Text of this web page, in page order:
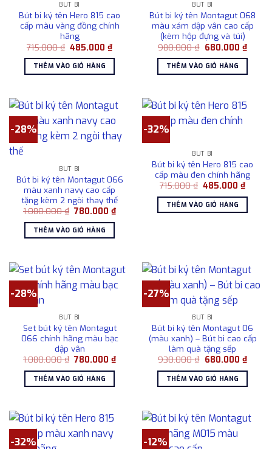
BÚT BI
Bút bi ký tên Hero 815 cao
cấp màu vàng đồng chính
hãng
715.000₫ Giá
là:
715.000 ₫.
485.000₫Giá
hiện
tại
485.000 ₫.
THÊM VÀO GIỎ HÀNG
BÚT BI
Bút bi ký tên Montagut 068
màu xám dập vân cao cấp
(kèm hộp đựng và túi)
980.000₫ Giá
là:
980.000 ₫.
680.000 ₫Giá
hiện
tại
THÊM VÀO GIỎ HÀNG
-28%
BÚT BI
Bút bi ký tên Montagut 066
màu xanh navy cao cấp
tặng kèm 2 ngòi thay thế
1.080.000₫ Giá
là:
1.080.000 ₫.
780.000₫Giá
hiện
THÊM VÀO GIỎ HÀNG
-32%
BÚT BI
Bút bi ký tên Hero 815 cao
cấp màu đen chính hãng
715.000₫ Giá
là:
715.000 ₫.
485.000₫Giá
hiện
tại
THÊM VÀO GIỎ HÀNG
-28%
BÚT BI
Set bút ký tên Montagut
066 chính hãng màu bạc
dập vân
1.080.000₫ Giá
là:
1.080.000 ₫.
780.000₫Giá
hiện
780.000 ₫.
THÊM VÀO GIỎ HÀNG
-27%
BÚT BI
Bút bi ký tên Montagut 06
(màu xanh) – Bút bi cao cấp
làm quà tặng sếp
930.000₫ Giá
là:
930.000 ₫.
680.000 ₫Giá
hiện
tại
THÊM VÀO GIỎ HÀNG
-32% -12%